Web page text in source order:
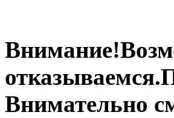
Внимательно